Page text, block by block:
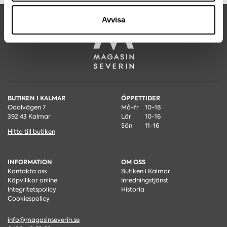
samlat in när du har använt deras tjänster.
Avvisa
BUTIKEN I KALMAR
Odalvägen 7
392 43 Kalmar
Hitta till butiken
ÖPPETTIDER
Må-fr
10-18
Lör
10-16
Sön
11-16
INFORMATION
Kontakta oss
Köpvillkor online
Integritetspolicy
Cookiespolicy
OM OSS
Butiken i Kalmar
Inredningstjänst
Historia
info@magasinseverin.se